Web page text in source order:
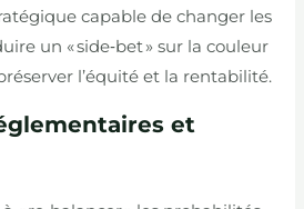
capable de changer les
un « side‑bet » sur la couleur
l’équité et la rentabilité.
et